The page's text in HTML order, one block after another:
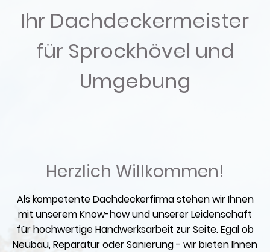
Ihr Dachdeckermeister
für Sprockhövel und
Umgebung
Herzlich Willkommen!
Als kompetente Dachdeckerfirma stehen wir Ihnen
mit unserem Know-how und unserer Leidenschaft
für hochwertige Handwerksarbeit zur Seite. Egal ob
Neubau, Reparatur oder Sanierung - wir bieten Ihnen